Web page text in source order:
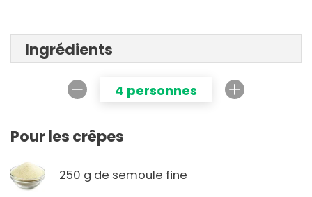
Ingrédients
4 personnes
Pour les crêpes
250 g de semoule fine